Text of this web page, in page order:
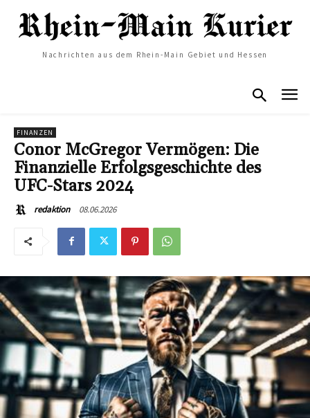
Nachrichten aus dem Rhein-Main Gebiet und Hessen
FINANZEN
Conor McGregor Vermögen: Die
Finanzielle Erfolgsgeschichte des
UFC-Stars 2024
redaktion 08.06.2026